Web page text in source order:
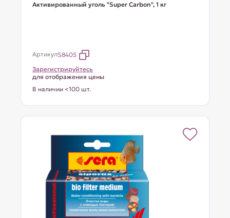
Активированный уголь "Super Carbon", 1 кг
АртикулS8405
Зарегистрируйтесь
для отображения цены
В наличии <100 шт.